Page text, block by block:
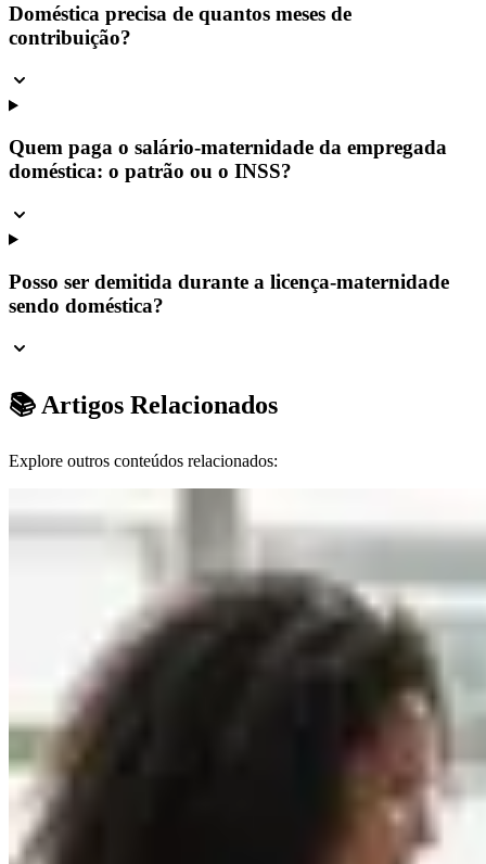
Doméstica precisa de quantos meses de
contribuição?
Quem paga o salário-maternidade da empregada
doméstica: o patrão ou o INSS?
Posso ser demitida durante a licença-maternidade
sendo doméstica?
📚 Artigos Relacionados
Explore outros conteúdos relacionados: